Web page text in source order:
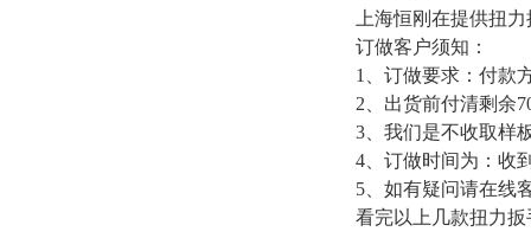
上海恒刚在提供扭
订做客户须知：
1、订做要求：付款
2、出货前付清剩余
3、我们是不收取样
4、订做时间为：收
5、如有疑问请在线
看完以上几款扭力